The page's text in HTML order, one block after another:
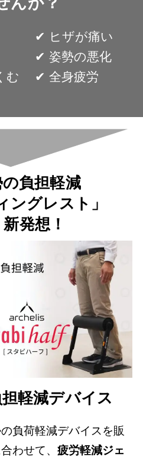
む
✔︎ ヒザが痛い
✔︎ 姿勢の悪化
✔︎ 全身疲労
負担軽減
ングレスト」
発想！
軽減デバイス
負荷軽減デバイスを販
わせて、 疲労軽減ジェ